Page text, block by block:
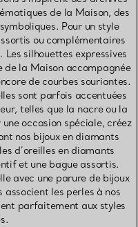
de la Maison, des
Pour un style
ou complémentaires
silhouettes expressives
de la Maison accompagnée
de courbes souriantes.
sont parfois accentuées
telles que la nacre ou la
occasion spéciale, créez
nos bijoux en diamants
d’oreilles en diamants
et une bague assortis.
avec une parure de bijoux
associent les perles à nos
parfaitement aux styles